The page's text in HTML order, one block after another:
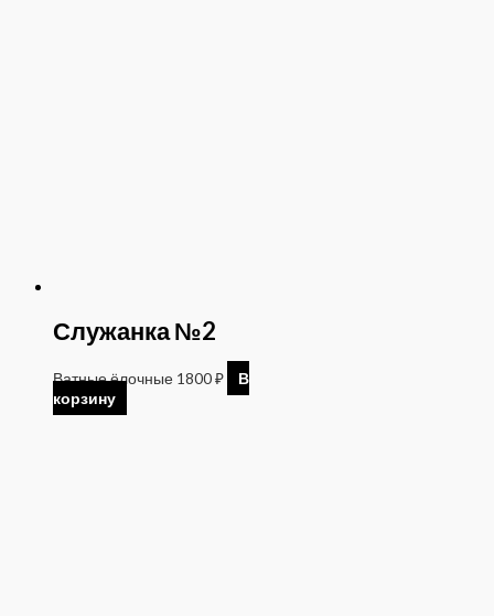
Служанка №2
Ватные ёлочные 1800₽
В
корзину